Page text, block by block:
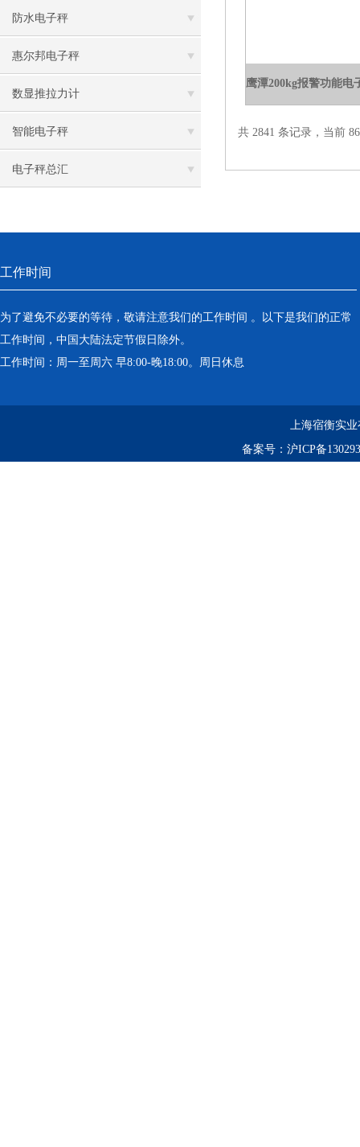
防水电子秤
惠尔邦电子秤
数显推拉力计
智能电子秤
电子秤总汇
共 2841 条记录，当前
工作时间
为了避免不必要的等待，敬请注意我们的工作时间 。以下是我们的正常
工作时间，中国大陆法定节假日除外。
工作时间：周一至周六 早8:00-晚18:00。周日休息
上海宿衡实
备案号： 沪ICP备